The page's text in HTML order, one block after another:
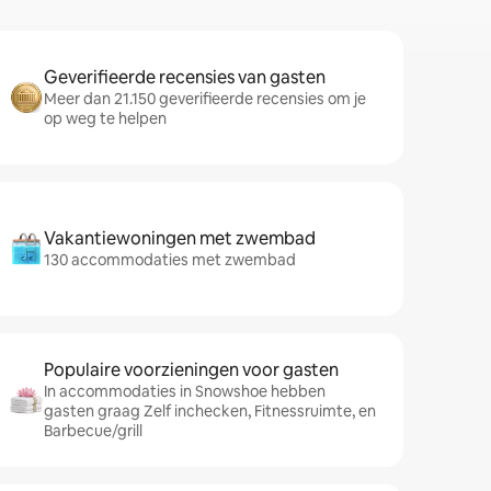
Geverifieerde recensies van gasten
Meer dan 21.150 geverifieerde recensies om je
op weg te helpen
Vakantiewoningen met zwembad
130 accommodaties met zwembad
Populaire voorzieningen voor gasten
In accommodaties in Snowshoe hebben
gasten graag Zelf inchecken, Fitnessruimte, en
Barbecue/grill